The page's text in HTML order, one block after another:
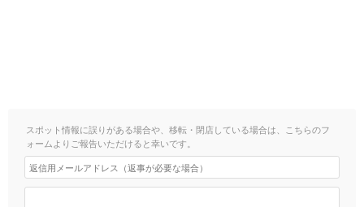
スポット情報に誤りがある場合や、移転・閉店している場合は、こちらのフ
ォームよりご報告いただけると幸いです。